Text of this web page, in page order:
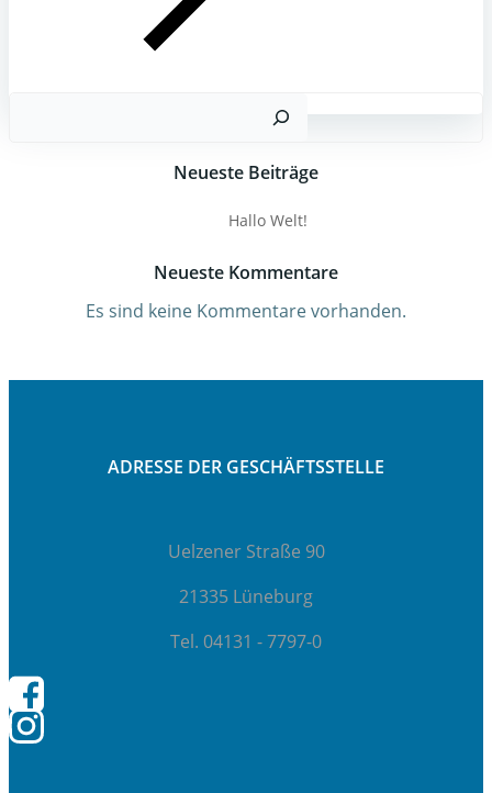
Neueste Beiträge
Hallo Welt!
Neueste Kommentare
Es sind keine Kommentare vorhanden.
ADRESSE DER GESCHÄFTSSTELLE
Uelzener Straße 90
21335 Lüneburg
Tel. 04131 - 7797-0